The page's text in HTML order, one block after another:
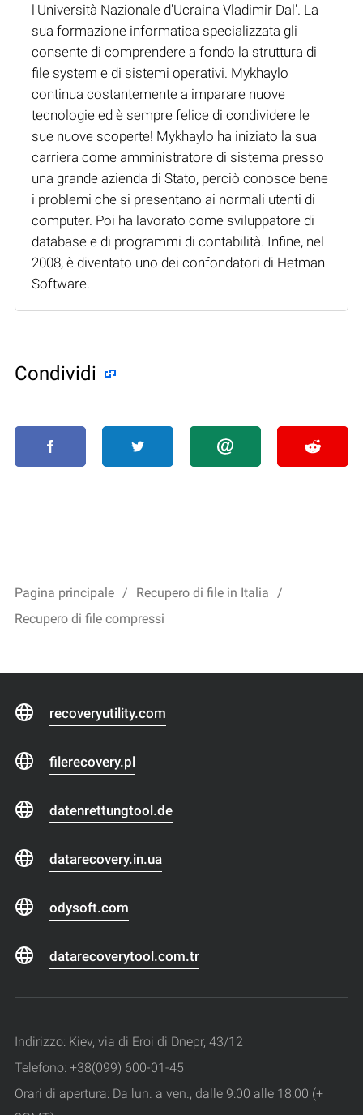
l'Università Nazionale d'Ucraina Vladimir Dal'. La
sua formazione informatica specializzata gli
consente di comprendere a fondo la struttura di
file system e di sistemi operativi. Mykhaylo
continua costantemente a imparare nuove
tecnologie ed è sempre felice di condividere le
sue nuove scoperte! Mykhaylo ha iniziato la sua
carriera come amministratore di sistema presso
una grande azienda di Stato, perciò conosce bene
i problemi che si presentano ai normali utenti di
computer. Poi ha lavorato come sviluppatore di
database e di programmi di contabilità. Infine, nel
2008, è diventato uno dei confondatori di Hetman
Software.
Condividi
Pagina principale
Recupero di file in Italia
Recupero di file compressi
recoveryutility.com
filerecovery.pl
datenrettungtool.de
datarecovery.in.ua
odysoft.com
datarecoverytool.com.tr
Indirizzo: Kiev, via di Eroi di Dnepr, 43/12
Telefono: +38(099) 600-01-45
Orari di apertura: Da lun. a ven., dalle 9:00 alle 18:00 (+